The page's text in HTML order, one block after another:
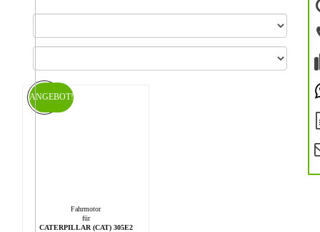
Fahrmotor
für
CATERPILLAR (CAT) 305E2
ANGEBOT!